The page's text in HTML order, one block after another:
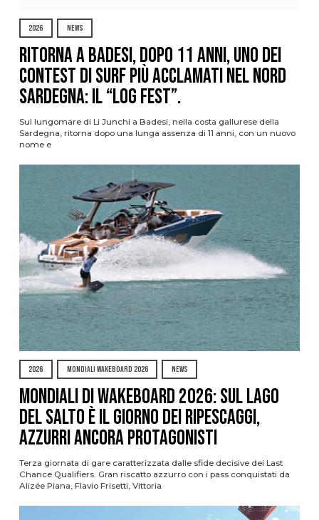
2026 NEWS
Ritorna a Badesi, dopo 11 anni, uno dei
contest di surf più acclamati nel nord
Sardegna: il “Log Fest”.
Sul lungomare di Li Junchi a Badesi, nella costa gallurese della
Sardegna, ritorna dopo una lunga assenza di 11 anni, con un nuovo
nome e
2026 MONDIALI WAKEBOARD 2026 NEWS
Mondiali di Wakeboard 2026: sul Lago
del Salto è il giorno dei ripescaggi,
azzurri ancora protagonisti
Terza giornata di gare caratterizzata dalle sfide decisive dei Last
Chance Qualifiers. Gran riscatto azzurro con i pass conquistati da
Alizée Piana, Flavio Frisetti, Vittoria